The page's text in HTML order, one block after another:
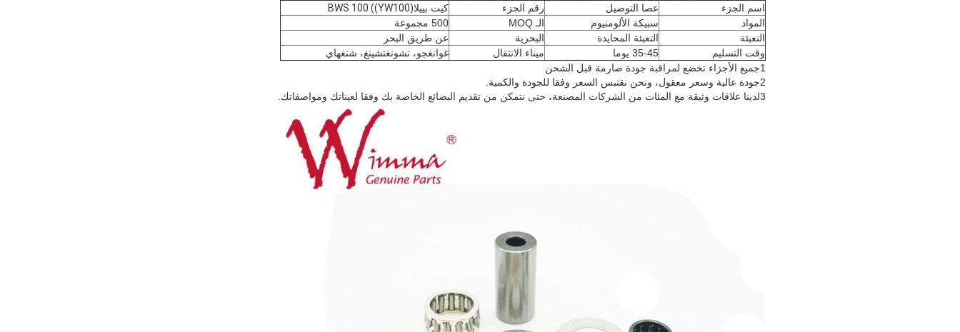
اسم الجزء عصا التوصيل رقم الجزء كيت بييلاBWS 100 ((YW100)
المواد
سبيكة الألومنيوم الـ MOQ
500 مجموعة
التعبئة
التعبئة المحايدة البحرية
عن طريق البحر
وقت التسليم
35-45 يوما ميناء الانتقال
غوانغجو، تشونغتشينغ، شنغهاي
1جميع الأجزاء تخضع لمراقبة جودة صارمة قبل الشحن
2جودة عالية وسعر معقول، ونحن نقتبس السعر وفقا للجودة والكمية.
3لدينا علاقات وثيقة مع المئات من الشركات المصنعة، حتى نتمكن من تقديم البضائع الخاصة بك وفقا لعيناتك ومواصفاتك.